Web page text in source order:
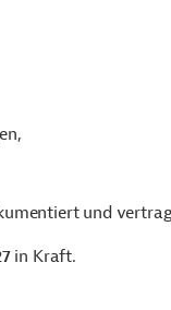
und
in Kraft.